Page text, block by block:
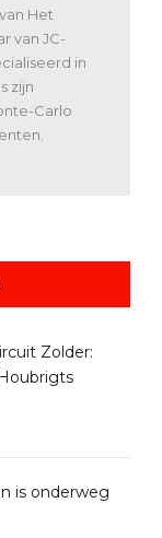
Het
van JC-
in
zijn
Carlo
Zolder:
is onderweg